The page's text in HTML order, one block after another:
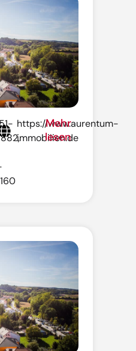
https://www.aurentum-
immobilien.de
Mehr
lesen